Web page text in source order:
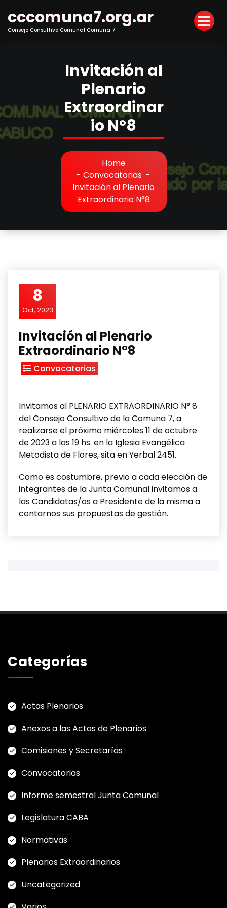
Content
cccomuna7.org.ar
Consejo Consultivo Comunal Comuna 7
Invitación al
Plenario
Extraordinar
io N°8
Home
- Convocatorias -
Invitación al Plenario
Extraordinario N°8
8
Oct, 2023
Invitación al Plenario
Extraordinario N°8
Convocatorias
Invitamos al PLENARIO EXTRAORDINARIO N° 8
del Consejo Consultivo de la Comuna 7, a
realizarse el próximo miércoles 11 de octubre
de 2023 a las 19 hs. en la Iglesia Evangélica
Metodista de Flores, sita en Yerbal 2451.
Como es costumbre, previo a cada elección de
integrantes de la Junta Comunal invitamos a
las Candidatas/os a Presidente de la misma a
contarnos sus propuestas de gestión.
Categorías
Actas Plenarios
Anexos a las Actas de Plenarios
Comisiones y Secretarías
Convocatorias
Informe semestral Junta Comunal
Legislatura CABA
Normativas
Plenarios Extraordinarios
Uncategorized